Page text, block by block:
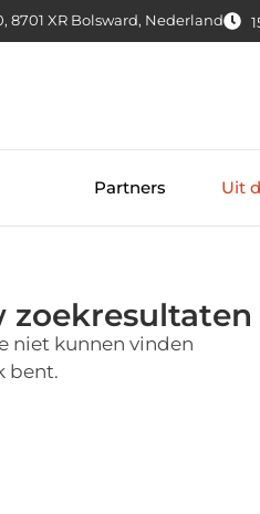
8701 XR Bolsward, Nederland
Partners Uit
zoekresultaten
niet kunnen vinden
bent.